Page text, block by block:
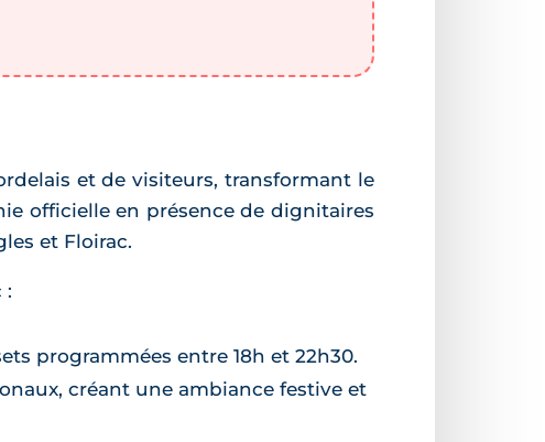
et de visiteurs, transformant le
officielle en présence de dignitaires
et Floirac.
:
programmées entre 18h et 22h30.
créant une ambiance festive et